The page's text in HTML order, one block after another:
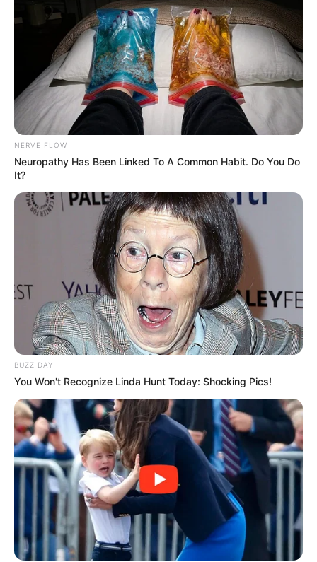
(foto: instagram/audreyffreal)
3. Ia juga menggeluti profesi sebagaimake up artist
(foto: instagram/audreyffreal)
4. Kliennya telah banyak dan beragam, hingga dari kalangan
selebriti Indonesia, termasuk penyanyi Indonesia, Wizzy
NERVE FLOW
Neuropathy Has Been Linked To A Common Habit. Do You Do
It?
BUZZ DAY
You Won't Recognize Linda Hunt Today: Shocking Pics!